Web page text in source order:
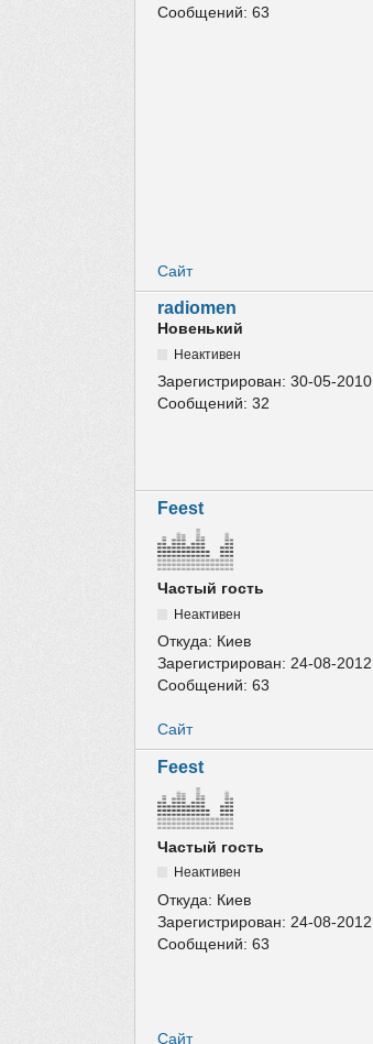
Сообщений:63
Сайт
radiomen
Новенький
Неактивен
Зарегистрирован:30-05-2010
Сообщений:32
Feest
Частый гость
Неактивен
Откуда: Киев
Зарегистрирован: 24-08-2012
Сообщений:63
Сайт
Feest
Частый гость
Неактивен
Откуда: Киев
Зарегистрирован: 24-08-2012
Сообщений:63
Сайт